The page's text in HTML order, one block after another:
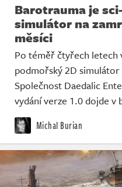
Barotrauma je
simulátor na
měsíci
Po téměř čtyřech letech
podmořský 2D
Společnost Daedalic
vydání verze 1.0 dojde v
Michal Burian